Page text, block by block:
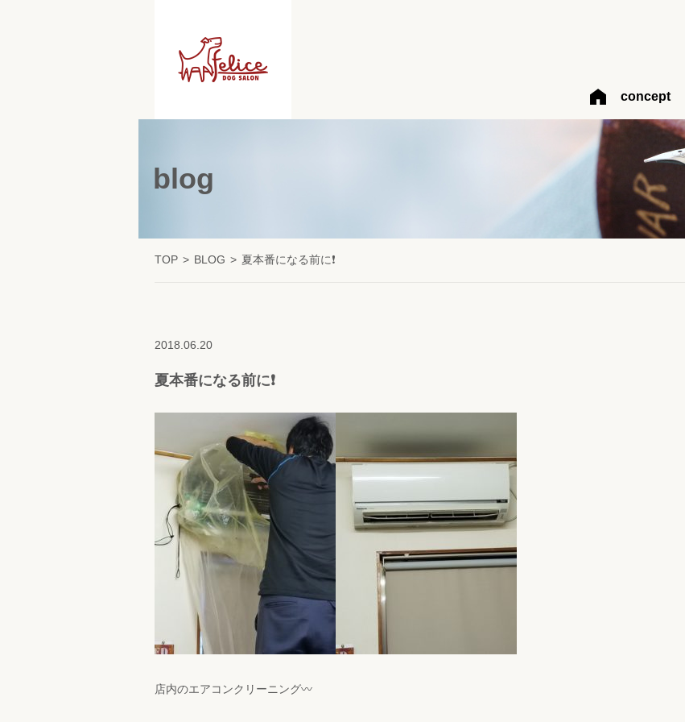
concept
blog
TOP BLOG 夏本番になる前に❗
2018.06.20
夏本番になる前に❗
店内のエアコンクリーニング〰️